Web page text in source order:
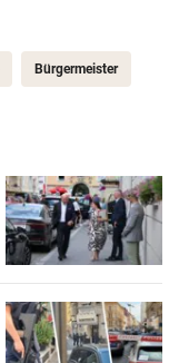
Bürgermeister